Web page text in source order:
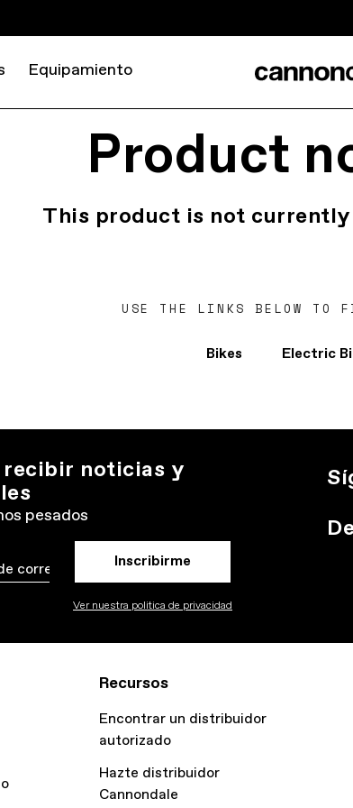
Equipamiento
Product
This product is not
USE THE LINKS BELOW TO
Bikes Electric
noticias y
pesados
Inscribirme
Ver nuestra politica de privacidad
Recursos
Encontrar un distribuidor
autorizado
Hazte distribuidor
Cannondale